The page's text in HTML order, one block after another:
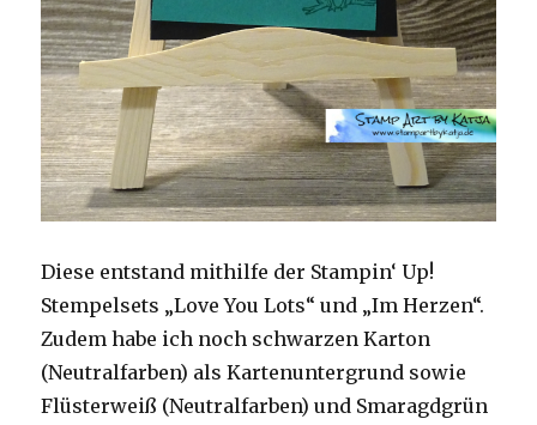
Diese entstand mithilfe der Stampin‘ Up!
Stempelsets „Love You Lots“ und „Im Herzen“.
Zudem habe ich noch schwarzen Karton
(Neutralfarben) als Kartenuntergrund sowie
Flüsterweiß (Neutralfarben) und Smaragdgrün